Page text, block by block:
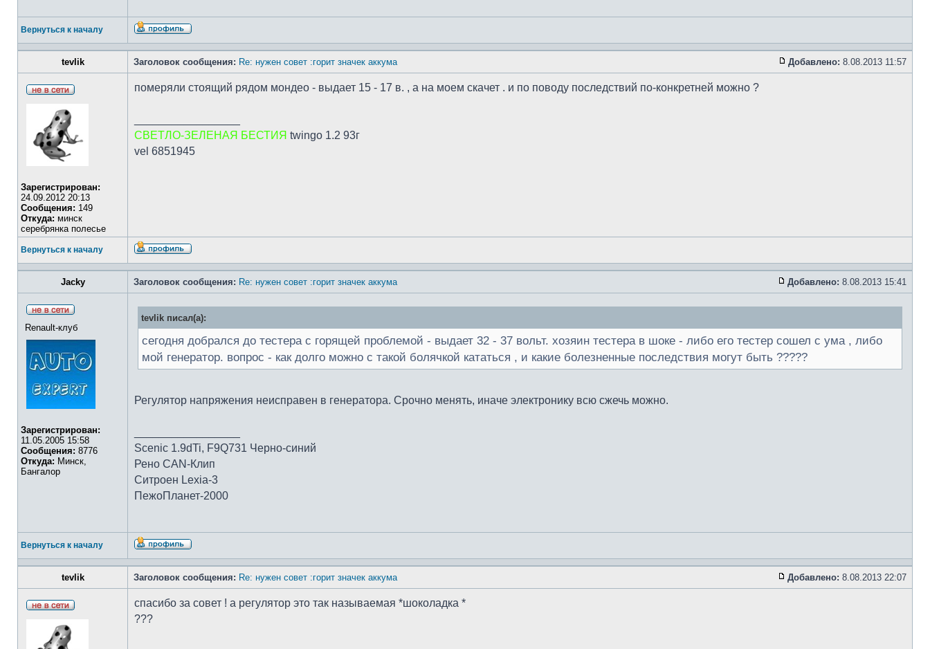
Вернуться к началу
tevlik Заголовок сообщения: Re: нужен совет :горит значек аккума Добавлено: 8.08.2013 11:57
Зарегистрирован:
24.09.2012 20:13
Сообщения: 149
Откуда: минск
серебрянка полесье
померяли стоящий рядом мондео - выдает 15 - 17 в. , а на моем скачет . и по поводу последствий по-конкретней можно ?
СВЕТЛО-ЗЕЛЕНАЯ БЕСТИЯ twingo 1.2 93г
vel 6851945
Вернуться к началу
Jacky Заголовок сообщения: Re: нужен совет :горит значек аккума Добавлено: 8.08.2013 15:41
Renault-клуб
Зарегистрирован:
11.05.2005 15:58
Сообщения: 8776
Откуда: Минск,
Бангалор
tevlik писал(а):
сегодня добрался до тестера с горящей проблемой - выдает 32 - 37 вольт. хозяин тестера в шоке - либо его тестер сошел с ума , либо
мой генератор. вопрос - как долго можно с такой болячкой кататься , и какие болезненные последствия могут быть ?????
Регулятор напряжения неисправен в генератора. Срочно менять, иначе электронику всю сжечь можно.
Scenic 1.9dTi, F9Q731 Черно-синий
Рено CAN-Клип
Ситроен Lexia-3
ПежоПланет-2000
Вернуться к началу
tevlik Заголовок сообщения: Re: нужен совет :горит значек аккума Добавлено: 8.08.2013 22:07
спасибо за совет ! а регулятор это так называемая *шоколадка *
???